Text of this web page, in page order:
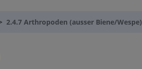
2.4.7 Arthropoden (ausser Biene/Wespe)